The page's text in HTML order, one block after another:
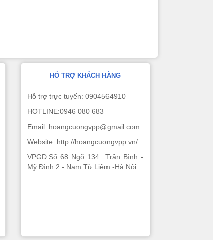
HỖ TRỢ KHÁCH HÀNG
Hỗ trợ trực tuyến: 0904564910
HOTLINE:0946 080 683
Email: hoangcuongvpp@gmail.com
Website: http://hoangcuongvpp.vn/
VPGD:Số 68 Ngõ 134 Trần Bình -
Mỹ Đình 2 - Nam Từ Liêm -Hà Nội